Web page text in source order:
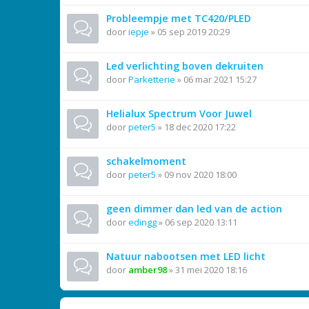
Probleempje met TC420/PLED
dooriepje » 05 sep 2019 20:29
Led verlichting boven dekruiten
doorParketterie » 06 mar 2021 15:27
Helialux Spectrum Voor Juwel
doorpeter5 » 18 dec 2020 17:22
schakelmoment
doorpeter5 » 09 nov 2020 18:00
geen dimmer dan led van de action
dooredingg» 06 sep 2020 13:11
Natuur nabootsen met LED licht
door amber98»31 mei 2020 18:16